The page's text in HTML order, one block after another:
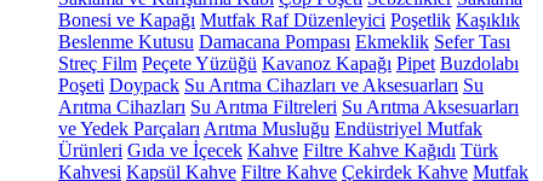
Bonesi ve Kapağı Mutfak Raf Düzenleyici Poşetlik Kaşıklık
Beslenme Kutusu Damacana Pompası Ekmeklik Sefer Tası
Streç Film Peçete Yüzüğü Kavanoz Kapağı Pipet Buzdolabı
Poşeti Doypack Su Arıtma Cihazları ve Aksesuarları Su
Arıtma Cihazları Su Arıtma Filtreleri Su Arıtma Aksesuarları
ve Yedek Parçaları Arıtma Musluğu Endüstriyel Mutfak
Ürünleri Gıda ve İçecek Kahve Filtre Kahve Kağıdı Türk
Kahvesi Kapsül Kahve Filtre Kahve Çekirdek Kahve Mutfak